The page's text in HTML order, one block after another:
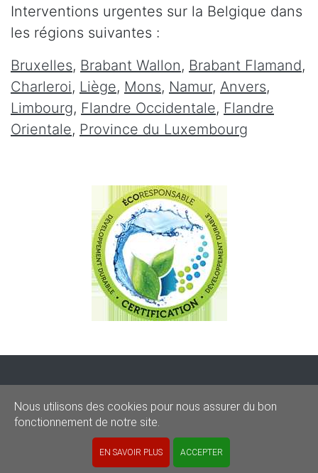
Interventions urgentes sur la Belgique dans
les régions suivantes :
Bruxelles, Brabant Wallon, Brabant Flamand,
Charleroi, Liège, Mons, Namur, Anvers,
Limbourg, Flandre Occidentale, Flandre
Orientale, Province du Luxembourg
© 2020–2026sos-graffitis.be
Nous utilisons des cookies pour nous assurer du bon
fonctionnement de notre site.
EN SAVOIR PLUS ACCEPTER